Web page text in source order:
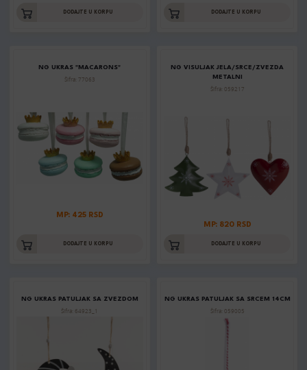
DODAJTE U KORPU DODAJTE U KORPU
NG UKRAS "MACARONS"
Šifra: 77063
MP: 425 RSD
DODAJTE U KORPU
NG VISULJAK JELA/SRCE/ZVEZDA
METALNI
Šifra: 059217
MP: 820 RSD
DODAJTE U KORPU
NG UKRAS PATULJAK SA ZVEZDOM
Šifra: 64923_1
NG UKRAS PATULJAK SA SRCEM 14CM
Šifra: 059005